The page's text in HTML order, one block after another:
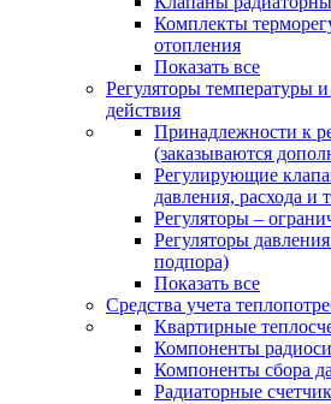
Комплекты
отопления
Показать все
Регуляторы температуры
действия
Принадлежности к
(заказываются
Регулирующие
давления, расхода и
Регуляторы –
Регуляторы
подпора)
Показать все
Средства учета
Квартирные
Компоненты
Компоненты сбора
Радиаторные